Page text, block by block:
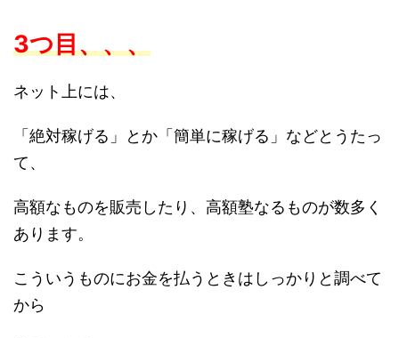
3つ目、、、
ネット上には、
「絶対稼げる」とか「簡単に稼げる」などとうたっ
て、
高額なものを販売したり、高額塾なるものが数多く
あります。
こういうものにお金を払うときはしっかりと調べて
から